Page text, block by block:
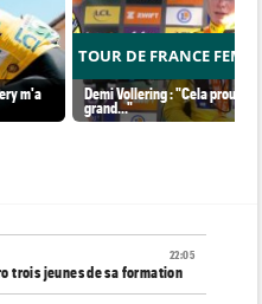
m'a
TOUR DE FRANCE
Demi Vollering : "Cela prouve
grand..."
22:05
trois jeunes de sa formation